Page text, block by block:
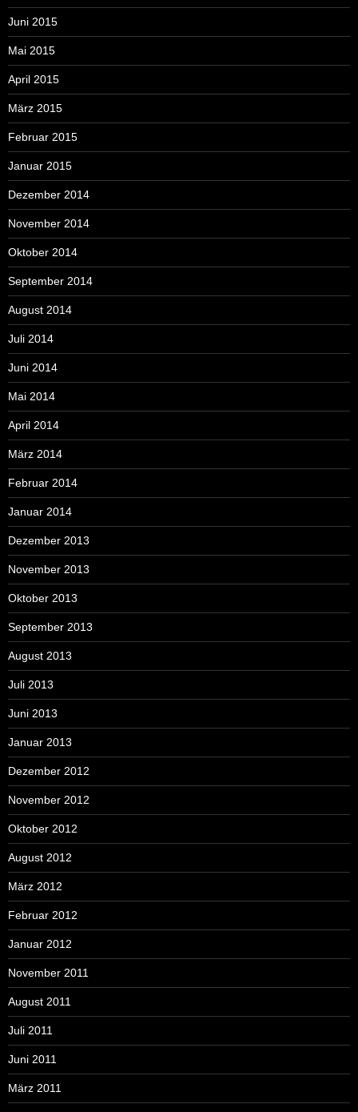
Juni 2015
Mai 2015
April 2015
März 2015
Februar 2015
Januar 2015
Dezember 2014
November 2014
Oktober 2014
September 2014
August 2014
Juli 2014
Juni 2014
Mai 2014
April 2014
März 2014
Februar 2014
Januar 2014
Dezember 2013
November 2013
Oktober 2013
September 2013
August 2013
Juli 2013
Juni 2013
Januar 2013
Dezember 2012
November 2012
Oktober 2012
August 2012
März 2012
Februar 2012
Januar 2012
November 2011
August 2011
Juli 2011
Juni 2011
März 2011